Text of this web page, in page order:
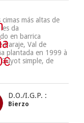
más altas de
da
en barrica
Paraje, Val de
plantada en 1999 à
simple, de
D.O./I.G.P. :
Bierzo